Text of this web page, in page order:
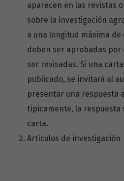
aparecen en las revistas
sobre la investigación
a una longitud máxima de
deben ser aprobadas por
ser revisadas. Si una
publicado, se invitará al
presentar una respuesta
típicamente, la respuesta
carta.
Artículos de